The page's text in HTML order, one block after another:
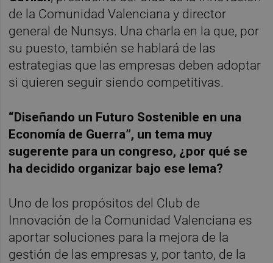
de la Comunidad Valenciana y director
general de Nunsys. Una charla en la que, por
su puesto, también se hablará de las
estrategias que las empresas deben adoptar
si quieren seguir siendo competitivas.
“Diseñando un Futuro Sostenible en una
Economía de Guerra”, un tema muy
sugerente para un congreso, ¿por qué se
ha decidido organizar bajo ese lema?
Uno de los propósitos del Club de
Innovación de la Comunidad Valenciana es
aportar soluciones para la mejora de la
gestión de las empresas y, por tanto, de la